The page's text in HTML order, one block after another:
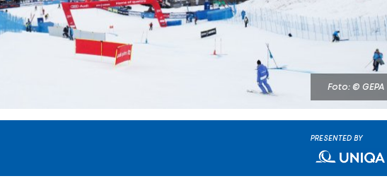
Foto: © GEPA
PRESENTED BY